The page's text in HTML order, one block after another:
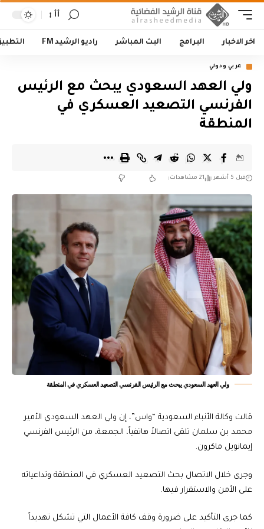
أأ
اخر الاخبار البرامج البث المباشر راديو الرشيد FM
عربي ودولي
ولي العهد السعودي يبحث مع الرئيس
الفرنسي التصعيد العسكري في
المنطقة
قبل 5 أشهر 21 مشاهدات
ولي العهد السعودي يبحث مع الرئيس الفرنسي التصعيد العسكري في المنطقة
قالت وكالة الأنباء السعودية “واس”، إن ولي العهد السعودي الأمير
محمد بن سلمان تلقى اتصالاً هاتفياً، الجمعة، من الرئيس الفرنسي
إيمانويل ماكرون.
وجرى خلال الاتصال بحث التصعيد العسكري في المنطقة وتداعياته
على الأمن والاستقرار فيها.
كما جرى التأكيد على ضرورة وقف كافة الأعمال التي تشكل تهديداً